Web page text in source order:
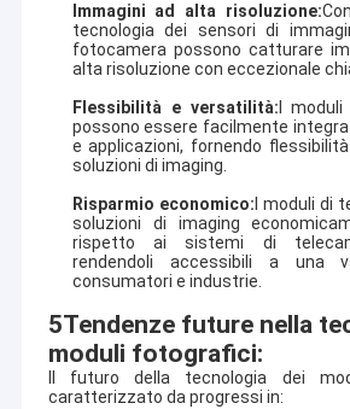
Modulo della macchina fotografica
Modulo della macchina fotografica
Modulo della macchina fotografica
Modulo globale della macchina
Modulo della macchina fotografica
Modulo della macchina fotografica
Modulo doppio della macchina
Modulo della macchina fotografica
Immagini ad alta risoluzione:
tecnologia dei sensori di
fotocamera possono catturare
alta risoluzione con eccezionale
Flessibilità e versatilità: I
possono essere facilmente
e applicazioni, fornendo
soluzioni di imaging.
Risparmio economico: I moduli di
soluzioni di imaging
rispetto ai sistemi di
rendendoli accessibili a una
consumatori e industrie.
5Tendenze future nella
moduli fotografici:
Il futuro della tecnologia dei
caratterizzato da progressi in: